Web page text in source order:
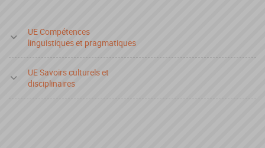
décembre et/ou de janvier à mai
UE Compétences
linguistiques et pragmatiques
UE Savoirs culturels et
disciplinaires